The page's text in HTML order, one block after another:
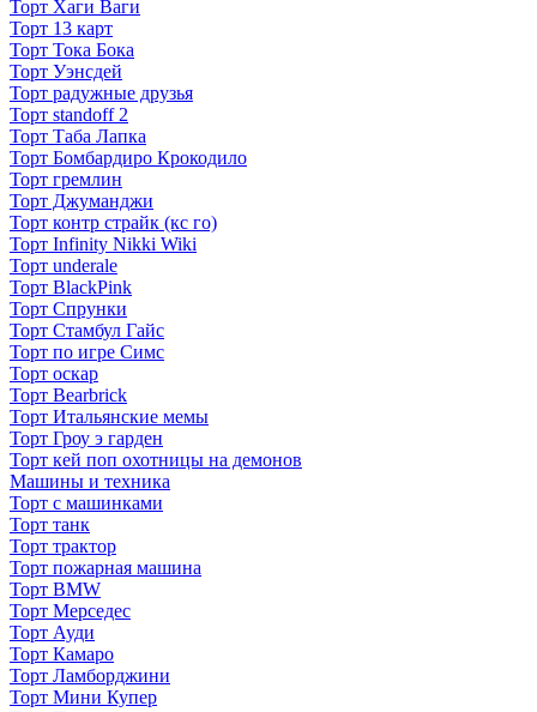
Торт Хаги Ваги
Торт 13 карт
Торт Тока Бока
Торт Уэнсдей
Торт радужные друзья
Торт standoff 2
Торт Таба Лапка
Торт Бомбардиро Крокодило
Торт гремлин
Торт Джуманджи
Торт контр страйк (кс го)
Торт Infinity Nikki Wiki
Торт underale
Торт BlackPink
Торт Спрунки
Торт Стамбул Гайс
Торт по игре Симс
Торт оскар
Торт Bearbrick
Торт Итальянские мемы
Торт Гроу э гарден
Торт кей поп охотницы на демонов
Машины и техника
Торт с машинками
Торт танк
Торт трактор
Торт пожарная машина
Торт BMW
Торт Мерседес
Торт Ауди
Торт Камаро
Торт Ламборджини
Торт Мини Купер